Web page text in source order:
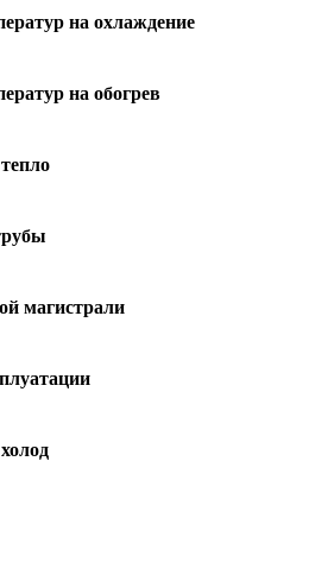
на охлаждение
на обогрев
магистрали